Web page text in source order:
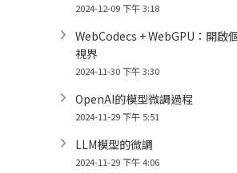
2024-12-09 下午 3:18
WebCodecs + WebGPU：開啟
視界
2024-11-30 下午 3:30
OpenAI的模型微調過程
2024-11-29 下午 5:51
LLM模型的微調
2024-11-29 下午 4:06